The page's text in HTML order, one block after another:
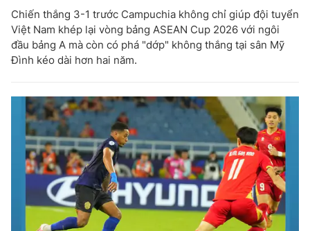
Chiến thắng 3-1 trước Campuchia không chỉ giúp đội tuyển
Việt Nam khép lại vòng bảng ASEAN Cup 2026 với ngôi
đầu bảng A mà còn có phá "dớp" không thắng tại sân Mỹ
Đình kéo dài hơn hai năm.